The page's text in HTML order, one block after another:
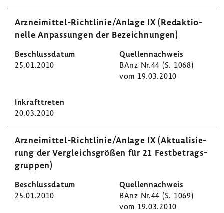
Arzneimittel-​Richtlinie/Anlage IX (Redak­tio­
nelle Anpas­sungen der Bezeich­nungen)
25.01.2010
BAnz Nr.44 (S. 1068)
vom 19.03.2010
20.03.2010
Arzneimittel-​Richtlinie/Anlage IX (Aktua­li­sie­
rung der Vergleichs­größen für 21 Fest­be­trags­
gruppen)
25.01.2010
BAnz Nr.44 (S. 1069)
vom 19.03.2010